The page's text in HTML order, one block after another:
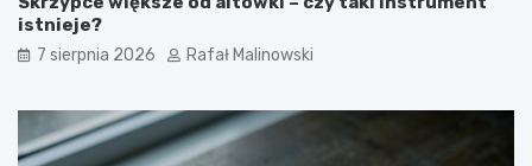
istnieje?
7 sierpnia 2026 Rafał Malinowski